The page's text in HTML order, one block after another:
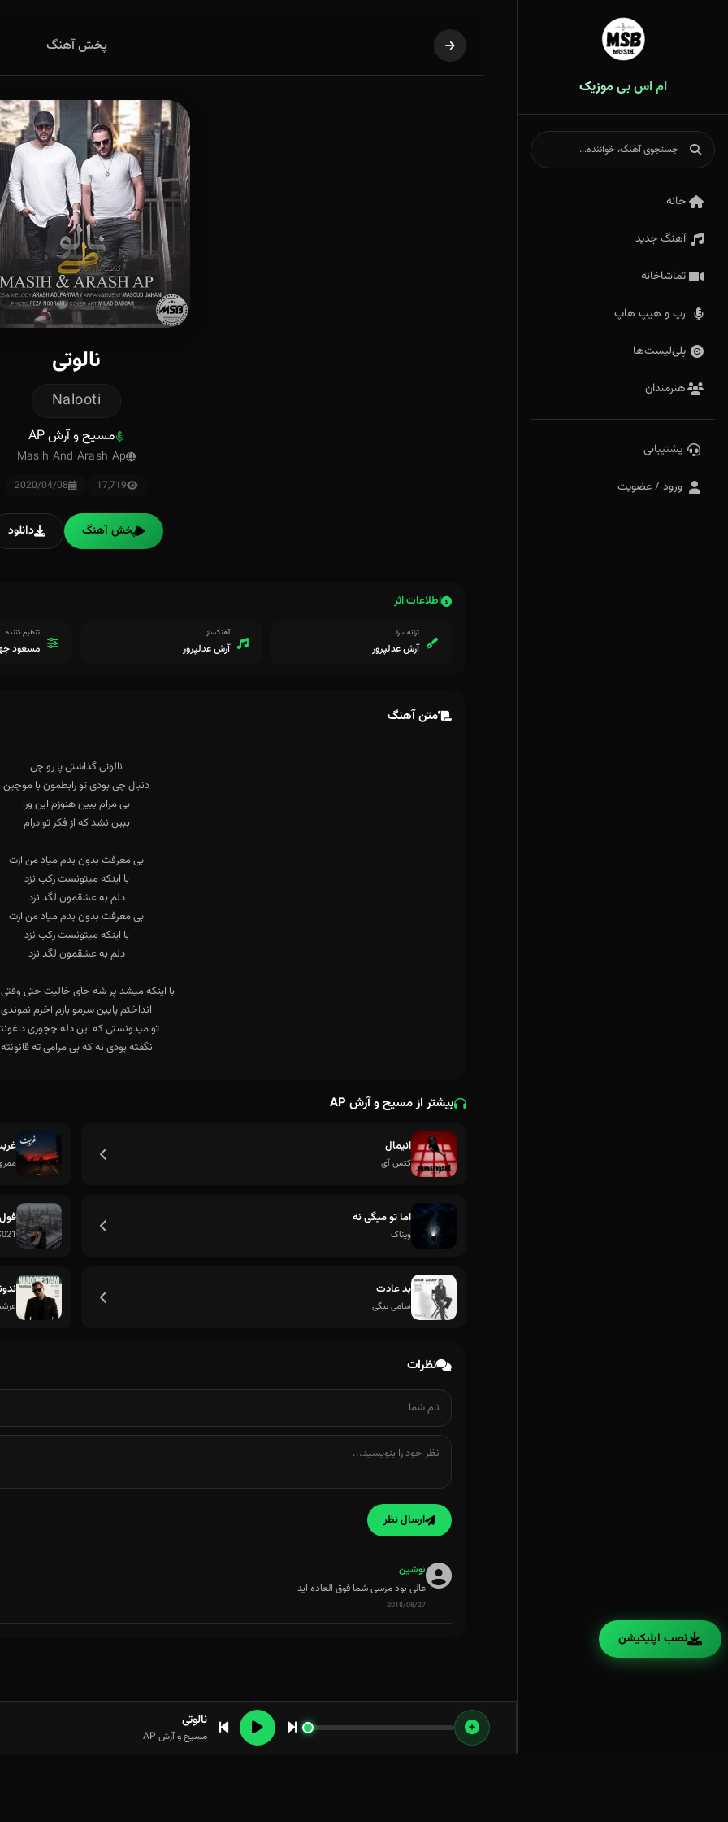
ام اس بی موزیک
خانه
آهنگ جدید
تماشاخانه
رپ و هیپ هاپ
پلی‌لیست‌ها
هنرمندان
پشتیبانی
ورود / عضویت
پخش آهنگ
نالوتی
Nalooti
مسیح و آرش AP
Masih And Arash Ap
17,719
2020/04/08
پخش آهنگ دانلود
اطلاعات اثر
ترانه سرا
آرش عدلپرور
آهنگساز
آرش عدلپرور
تنظیم کننده
مسعود
متن آهنگ
با اینکه میتونست رکب نزد
دلم به عشقمون لگد نزد
بیشتر از مسیح و آرش AP
انیمال
کتس آی
اما تو میگی نه
ویناک 021کید
بد عادت
سامی بیگی
نظرات
ارسال نظر
نوشین
عالی بود مرسی شما فوق العاده اید
2018/08/27
نالوتی
مسیح و آرش AP
نصب اپلیکیشن